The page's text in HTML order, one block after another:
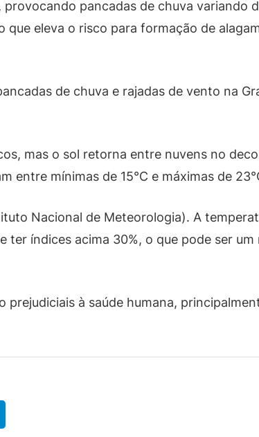
pancadas de chuva variando
que eleva o risco para formação de
de chuva e rajadas de vento na
mas o sol retorna entre nuvens no
entre mínimas de 15°C e máximas de
Nacional de Meteorologia). A
ter índices acima 30%, o que pode ser um
prejudiciais à saúde humana,